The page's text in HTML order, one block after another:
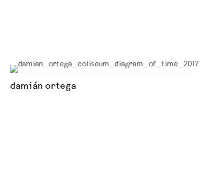
damián ortega